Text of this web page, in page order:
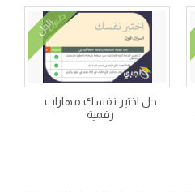
الحل
حل اختبر نفسك مهارات
رقمية